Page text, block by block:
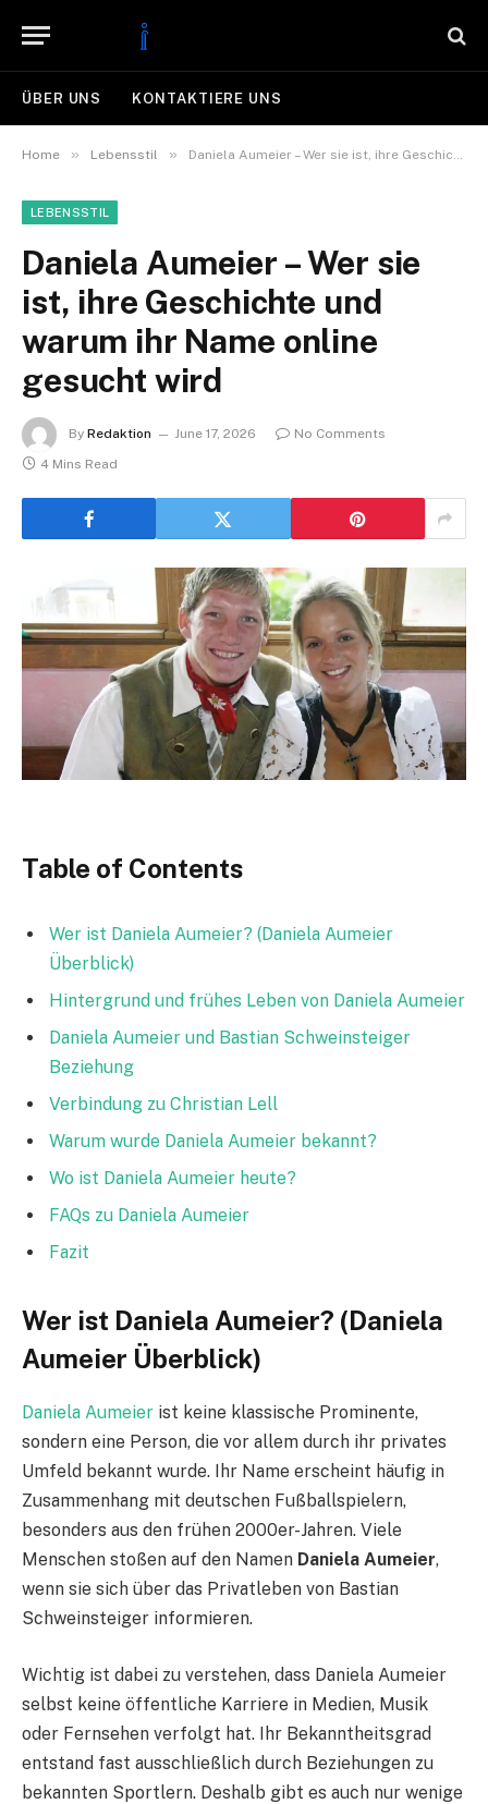
ÜBER UNS KONTAKTIERE UNS
Home » Lebensstil » Daniela Aumeier – Wer sie ist, ihre Geschichte und warum ihr Name online gesucht wird
LEBENSSTIL
Daniela Aumeier – Wer sie
ist, ihre Geschichte und
warum ihr Name online
gesucht wird
By Redaktion June 17, 2026
No Comments
4 Mins Read
Table of Contents
Wer ist Daniela Aumeier? (Daniela Aumeier
Überblick)
Hintergrund und frühes Leben von Daniela Aumeier
Daniela Aumeier und Bastian Schweinsteiger
Beziehung
Verbindung zu Christian Lell
Warum wurde Daniela Aumeier bekannt?
Wo ist Daniela Aumeier heute?
FAQs zu Daniela Aumeier
Fazit
Wer ist Daniela Aumeier? (Daniela
Aumeier Überblick)
Daniela Aumeier ist keine klassische Prominente,
sondern eine Person, die vor allem durch ihr privates
Umfeld bekannt wurde. Ihr Name erscheint häufig in
Zusammenhang mit deutschen Fußballspielern,
besonders aus den frühen 2000er-Jahren. Viele
Menschen stoßen auf den Namen Daniela Aumeier,
wenn sie sich über das Privatleben von Bastian
Schweinsteiger informieren.
Wichtig ist dabei zu verstehen, dass Daniela Aumeier
selbst keine öffentliche Karriere in Medien, Musik
oder Fernsehen verfolgt hat. Ihr Bekanntheitsgrad
entstand fast ausschließlich durch Beziehungen zu
bekannten Sportlern. Deshalb gibt es auch nur wenige